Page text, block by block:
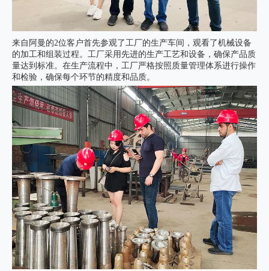
来自阿曼的2位客户首先参观了工厂的生产车间，观看了机械设备
的加工和组装过程。工厂采用先进的生产工艺和设备，确保产品质
量达到标准。在生产流程中，工厂严格按照质量管理体系进行操作
和检验，确保每个环节的精度和品质。